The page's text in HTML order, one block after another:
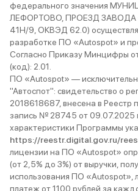
федерального значения
ЛЕФОРТОВО, ПРОЕЗД ЗАВОДА
41Н/9, ОКВЭД 62.0)
разработке ПО «Autospot» и
Согласно Приказу Минцифры
(код): 2.01.
ПО «Autospot» —
"Автоспот": свидетельство о
2018618687, внесена в
запись № 28745 от 09.07.2025
характеристики Программы
https://reestr.digital.gov.ru/
лицензии на ПО «Autospot»
(от 2,5% до 3%) от выручки,
использования ПО «Autospot»,
платеж от 1100 рублей за